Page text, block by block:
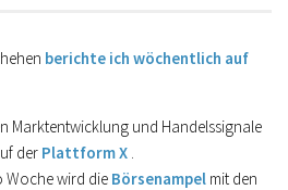
berichte ich wöchentlich auf
Marktentwicklung und Handelssignale
der Plattform X
Woche wird die Börsenampel mit den